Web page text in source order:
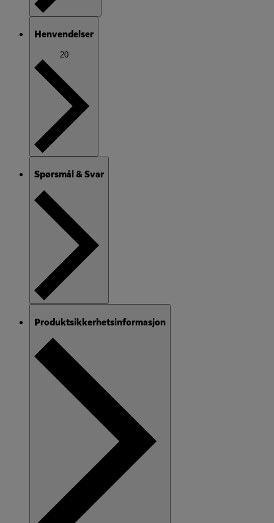
Henvendelser
20
Spørsmål & Svar
Produktsikkerhetsinformasjon